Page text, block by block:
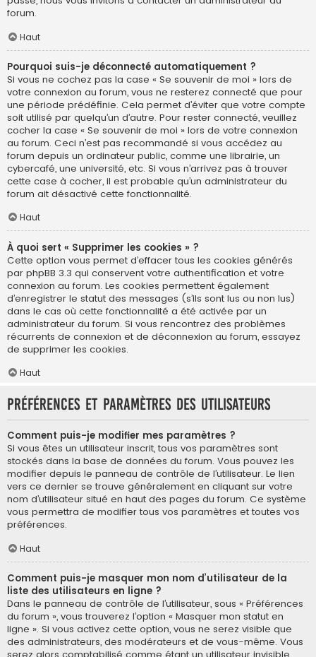
forum.
Haut
Pourquoi suis-je déconnecté automatiquement ?
Si vous ne cochez pas la case « Se souvenir de moi » lors de
votre connexion au forum, vous ne resterez connecté que pour
une période prédéfinie. Cela permet d’éviter que votre compte
soit utilisé par quelqu’un d’autre. Pour rester connecté, veuillez
cocher la case « Se souvenir de moi » lors de votre connexion
au forum. Ceci n’est pas recommandé si vous accédez au
forum depuis un ordinateur public, comme une librairie, un
cybercafé, une université, etc. Si vous n’arrivez pas à trouver
cette case à cocher, il est probable qu’un administrateur du
forum ait désactivé cette fonctionnalité.
Haut
À quoi sert « Supprimer les cookies » ?
Cette option vous permet d’effacer tous les cookies générés
par phpBB 3.3 qui conservent votre authentification et votre
connexion au forum. Les cookies permettent également
d’enregistrer le statut des messages (s’ils sont lus ou non lus)
dans le cas où cette fonctionnalité a été activée par un
administrateur du forum. Si vous rencontrez des problèmes
récurrents de connexion et de déconnexion au forum, essayez
de supprimer les cookies.
Haut
Préférences et paramètres des utilisateurs
Comment puis-je modifier mes paramètres ?
Si vous êtes un utilisateur inscrit, tous vos paramètres sont
stockés dans la base de données du forum. Vous pouvez les
modifier depuis le panneau de contrôle de l’utilisateur. Le lien
vers ce dernier se trouve généralement en cliquant sur votre
nom d’utilisateur situé en haut des pages du forum. Ce système
vous permettra de modifier tous vos paramètres et toutes vos
préférences.
Haut
Comment puis-je masquer mon nom d’utilisateur de la
liste des utilisateurs en ligne ?
Dans le panneau de contrôle de l’utilisateur, sous « Préférences
du forum », vous trouverez l’option « Masquer mon statut en
ligne ». Si vous activez cette option, vous ne serez visible que
des administrateurs, des modérateurs et de vous-même. Vous